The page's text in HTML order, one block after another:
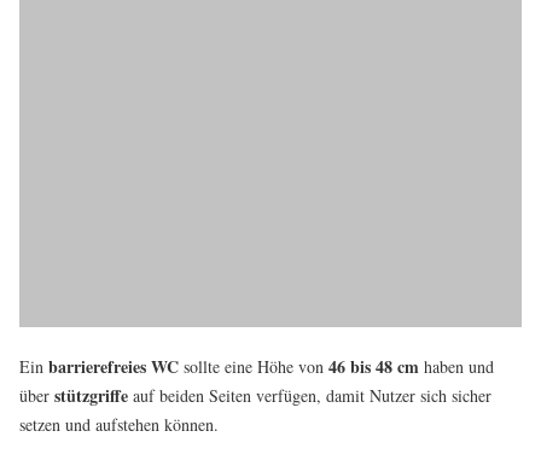
Ein barrierefreies WC sollte eine Höhe von 46 bis 48 cm haben und
über stützgriffe auf beiden Seiten verfügen, damit Nutzer sich sicher
setzen und aufstehen können.